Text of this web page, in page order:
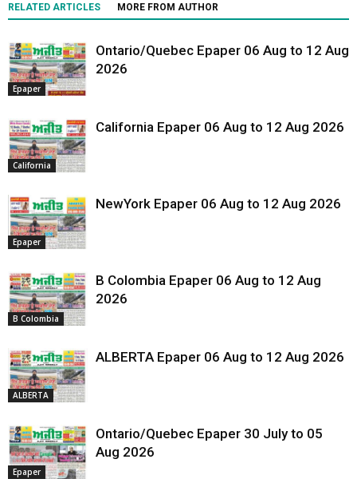
RELATED ARTICLES MORE FROM AUTHOR
Epaper
Ontario/Quebec Epaper 06 Aug to 12 Aug
2026
California
California Epaper 06 Aug to 12 Aug 2026
Epaper
NewYork Epaper 06 Aug to 12 Aug 2026
B Colombia
B Colombia Epaper 06 Aug to 12 Aug
2026
ALBERTA
ALBERTA Epaper 06 Aug to 12 Aug 2026
Epaper
Ontario/Quebec Epaper 30 July to 05
Aug 2026